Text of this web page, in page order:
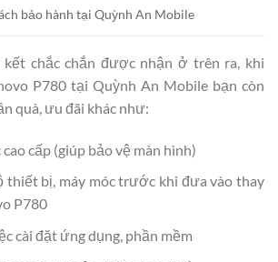
bảo hành tại Quỳnh An Mobile
kết chắc chắn được nhận ở trên ra, khi
P780 tại Quỳnh An Mobile bạn còn
quà, ưu đãi khác như:
cấp (giúp bảo vệ màn hình)
thiết bị, máy móc trước khi đưa vào thay
P780
cài đặt ứng dụng, phần mềm